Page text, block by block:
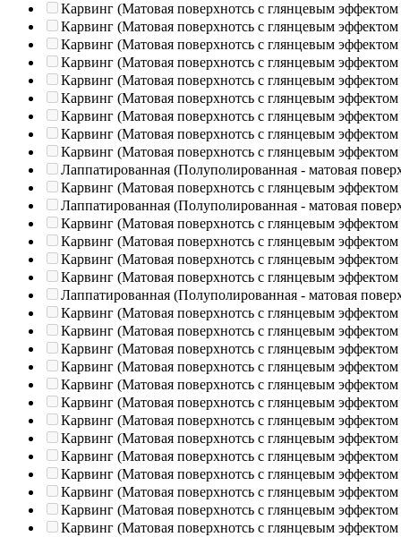
Карвинг (Матовая поверхнотсь с глянцевым эффектом
Карвинг (Матовая поверхнотсь с глянцевым эффектом
Карвинг (Матовая поверхнотсь с глянцевым эффектом
Карвинг (Матовая поверхнотсь с глянцевым эффектом
Карвинг (Матовая поверхнотсь с глянцевым эффектом
Карвинг (Матовая поверхнотсь с глянцевым эффектом
Карвинг (Матовая поверхнотсь с глянцевым эффектом
Карвинг (Матовая поверхнотсь с глянцевым эффектом
Карвинг (Матовая поверхнотсь с глянцевым эффектом
Лаппатированная (Полуполированная - матовая
Карвинг (Матовая поверхнотсь с глянцевым эффектом
Лаппатированная (Полуполированная - матовая
Карвинг (Матовая поверхнотсь с глянцевым эффектом
Карвинг (Матовая поверхнотсь с глянцевым эффектом
Карвинг (Матовая поверхнотсь с глянцевым эффектом
Карвинг (Матовая поверхнотсь с глянцевым эффектом
Лаппатированная (Полуполированная - матовая
Карвинг (Матовая поверхнотсь с глянцевым эффектом
Карвинг (Матовая поверхнотсь с глянцевым эффектом
Карвинг (Матовая поверхнотсь с глянцевым эффектом
Карвинг (Матовая поверхнотсь с глянцевым эффектом
Карвинг (Матовая поверхнотсь с глянцевым эффектом
Карвинг (Матовая поверхнотсь с глянцевым эффектом
Карвинг (Матовая поверхнотсь с глянцевым эффектом
Карвинг (Матовая поверхнотсь с глянцевым эффектом
Карвинг (Матовая поверхнотсь с глянцевым эффектом
Карвинг (Матовая поверхнотсь с глянцевым эффектом
Карвинг (Матовая поверхнотсь с глянцевым эффектом
Карвинг (Матовая поверхнотсь с глянцевым эффектом
Карвинг (Матовая поверхнотсь с глянцевым эффектом